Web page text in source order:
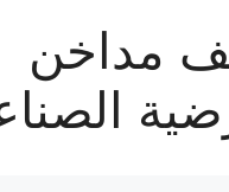
مداخن